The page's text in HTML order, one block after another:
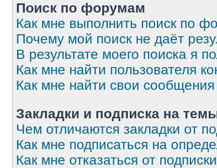
Поиск по форумам
Как мне выполнить поиск по
Почему мой поиск не даёт
В результате моего поиска я
Как мне найти пользователя
Как мне найти свои
Закладки и подписка на
Чем отличаются закладки от
Как мне подписаться на
Как мне отказаться от